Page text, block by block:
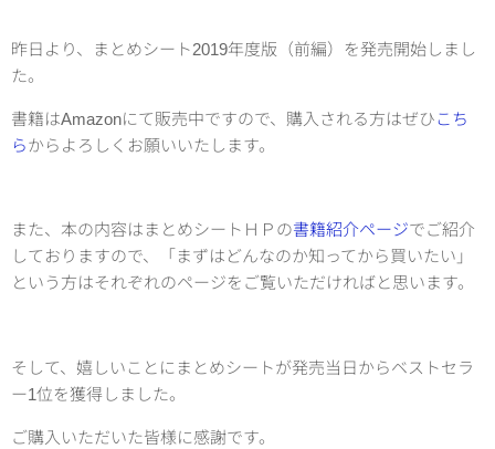
昨日より、まとめシート2019年度版（前編）を発売開始しまし
た。
書籍はAmazonにて販売中ですので、購入される方はぜひこち
らからよろしくお願いいたします。
また、本の内容はまとめシートＨＰの書籍紹介ページでご紹介
しておりますので、「まずはどんなのか知ってから買いたい」
という方はそれぞれのページをご覧いただければと思います。
そして、嬉しいことにまとめシートが発売当日からベストセラ
ー1位を獲得しました。
ご購入いただいた皆様に感謝です。